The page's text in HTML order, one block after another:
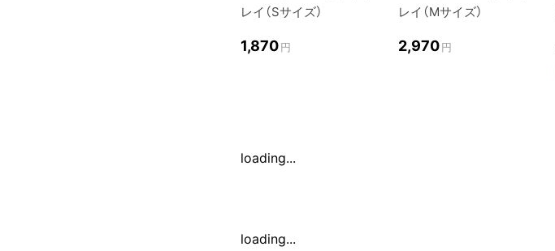
レイ（Sサイズ）
1,870円
レイ（Mサイズ）
2,970円
loading...
loading...